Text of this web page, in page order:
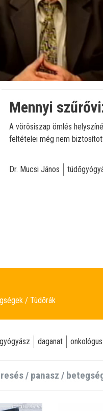
Betöltve:
0%
Mennyi
A vörösiszap ömlés
feltételei még nem
Dr. Mucsi János
Tüdőrák
daganat onkológus